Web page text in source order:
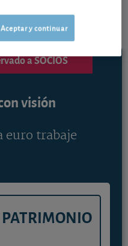
a SOCIOS
visión
euro trabaje
PATRIMONIO
Aceptar y continuar